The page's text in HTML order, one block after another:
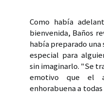
Como había
bienvenida, Baños
había preparado
especial para
sin imaginarlo. "Se
emotivo que el
enhorabuena a